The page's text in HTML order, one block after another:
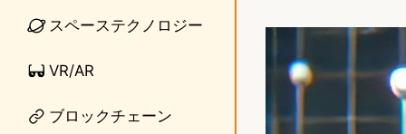
スペーステクノロジー
VR/AR
ブロックチェーン
e
t